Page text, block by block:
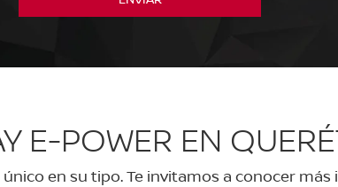
E-POWER EN
en su tipo. Te invitamos a conocer